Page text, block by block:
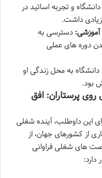
دانشگاه و تجربه اساتید در
داشت.
آموزشی: دسترسی به
دوره های عملی
به محل زندگی او
بود.
پرستاران: افق
این داوطلب، آینده شغلی
از کشورهای جهان، از
های شغلی فراوانی
دارد: